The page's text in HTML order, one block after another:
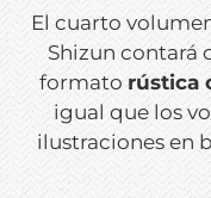
El cuarto
Shizun contará
formato rústica
igual que los
ilustraciones en